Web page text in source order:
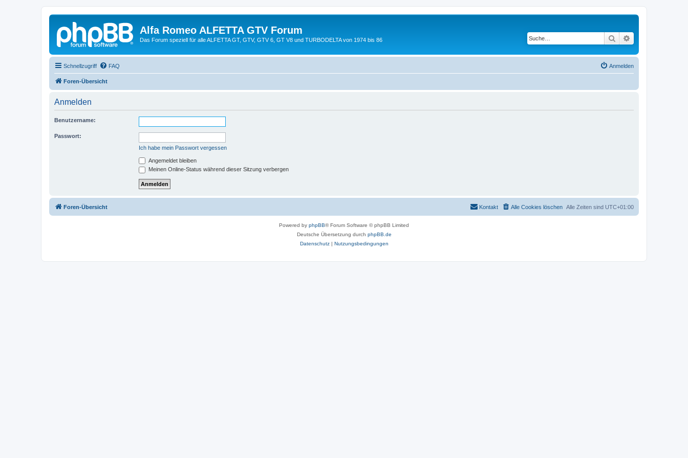
Alfa Romeo ALFETTA GTV Forum
Das Forum speziell für alle ALFETTA GT, GTV, GTV 6, GT V8 und TURBODELTA von 1974 bis 86 Suche
Schnellzugriff FAQ Anmelden
Foren-Übersicht
Anmelden
Benutzername:
Passwort:
Ich habe mein Passwort vergessen
Angemeldet bleiben
Meinen Online-Status während dieser Sitzung verbergen
Foren-Übersicht Alle Zeiten sind UTC+01:00
Alle Cookies löschen
Kontakt
Powered by phpBB® Forum Software © phpBB Limited
Deutsche Übersetzung durch phpBB.de
Datenschutz| Nutzungsbedingungen